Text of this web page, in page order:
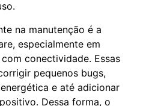
na manutenção é a
especialmente em
conectividade. Essas
pequenos bugs,
e até adicionar
Dessa forma, o